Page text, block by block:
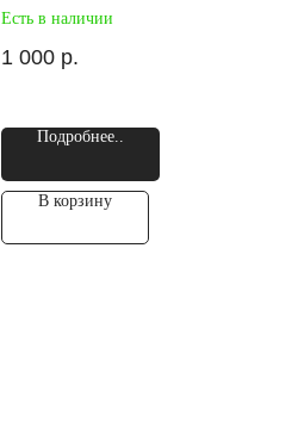
Есть в наличии
1 000 р.
Подробнее..
В корзину